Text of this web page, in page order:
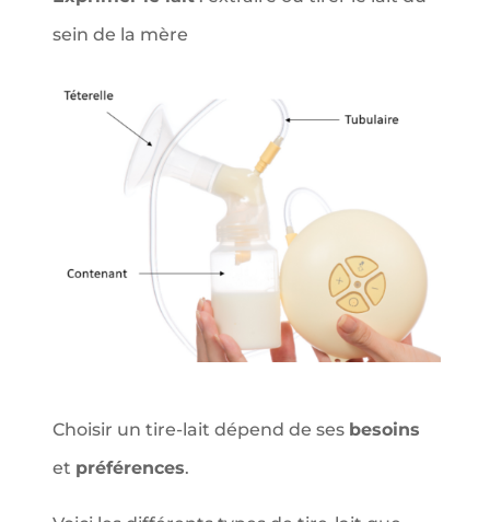
sein de la mère
Choisir un tire-lait dépend de ses besoins
et préférences.